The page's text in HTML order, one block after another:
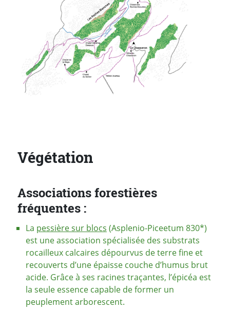
Végétation
Associations forestières
fréquentes :
La pessière sur blocs (Asplenio-Piceetum 830*)
est une association spécialisée des substrats
rocailleux calcaires dépourvus de terre fine et
recouverts d’une épaisse couche d’humus brut
acide. Grâce à ses racines traçantes, l’épicéa est
la seule essence capable de former un
peuplement arborescent.